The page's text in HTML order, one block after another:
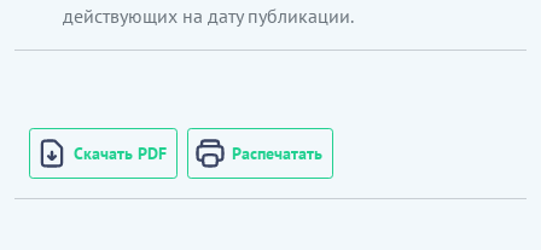
действующих на дату публикации.
Скачать PDF Распечатать